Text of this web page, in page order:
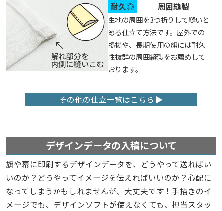
耐久◎ 周囲縫製
生地の周囲を3つ折りして縫いと
める仕立て方法です。屋外での
掲揚や、長期使用の旗には耐久
性抜群の周囲縫製をお薦めして
おります。
その他の仕立一覧はこちら
デザインデータの入稿について
旗や幕に印刷するデザインデータを、どうやって送ればい
いのか？どうやってイメージを伝えればいいのか？心配に
なってしまうかもしれませんが、大丈夫です！手描きのイ
メージでも、デザインソフトが使えなくても、担当スタッ